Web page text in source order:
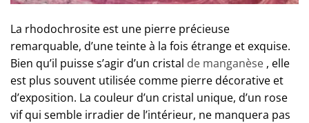
La rhodochrosite est une pierre précieuse
remarquable, d’une teinte à la fois étrange et exquise.
Bien qu’il puisse s’agir d’un cristal de manganèse , elle
est plus souvent utilisée comme pierre décorative et
d’exposition. La couleur d’un cristal unique, d’un rose
vif qui semble irradier de l’intérieur, ne manquera pas